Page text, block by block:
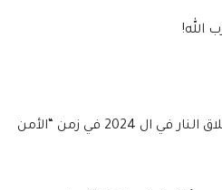
الله!
دخل لبنان منذ اتفاق وقف إطلاق النار في ال 2024 في زمن “الأمن